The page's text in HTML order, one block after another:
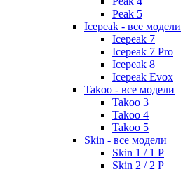
Peak 5
Icepeak - все модели
Icepeak 7
Icepeak 7 Pro
Icepeak 8
Icepeak Evox
Takoo - все модели
Takoo 3
Takoo 4
Takoo 5
Skin - все модели
Skin 1 / 1 P
Skin 2 / 2 P